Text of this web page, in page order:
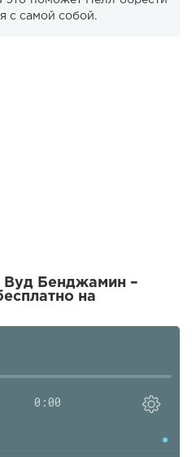
с самой собой.
Вуд Бенджамин –
на
0:00